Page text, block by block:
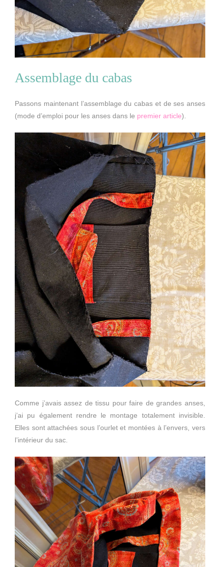
Assemblage du cabas
Passons maintenant l’assemblage du cabas et de ses anses
(mode d’emploi pour les anses dans le premier article).
Comme j’avais assez de tissu pour faire de grandes anses,
j’ai pu également rendre le montage totalement invisible.
Elles sont attachées sous l’ourlet et montées à l’envers, vers
l’intérieur du sac.